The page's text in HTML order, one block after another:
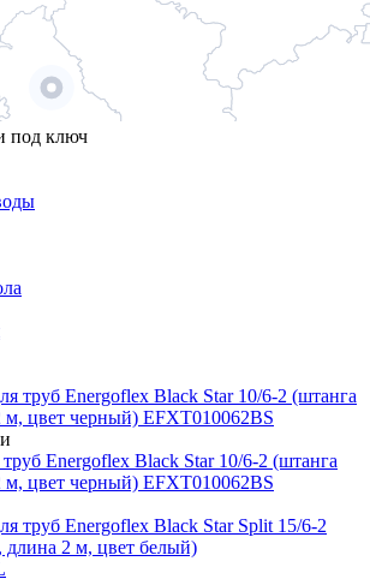
под ключ
Energoflex Black Star 10/6-2 (штанга
цвет черный) EFXT010062BS